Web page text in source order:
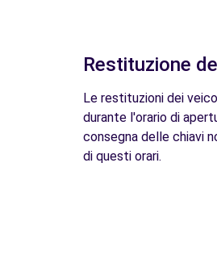
Restituzione
Le restituzioni dei
durante l'orario di
consegna delle chiavi
di questi orari.